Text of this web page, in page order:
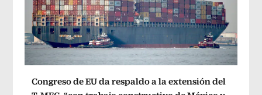
Congreso de EU da respaldo a la extensión del